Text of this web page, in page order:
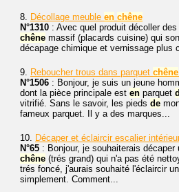
8. Décollage meuble en chêne
N°1310 : Avec quel produit décoller
chêne massif (placards cuisine) qui
décapage chimique et vernissage plus
9. Reboucher trous dans parquet chêne
N°1506 : Bonjour, je suis un jeune
dont la pièce principale est en parquet
vitrifié. Sans le savoir, les pieds de
fameux parquet. Il y a des marques...
10. Décaper et éclaircir escalier
N°65 : Bonjour, je souhaiterais
chêne (trés grand) qui n'a pas été
trés foncé, j'aurais souhaité l'éclaircir
simplement. Comment...